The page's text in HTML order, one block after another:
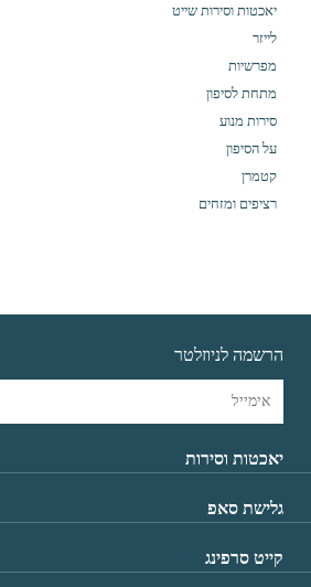
יאכטות וסירות שייט
לייזר
מפרשיות
מתחת לסיפון
סירות מנוע
על הסיפון
קטמרן
רציפים ומזחים
יאכטות וסירות
גלישת סאפ
קייט סרפינג
הרשמה לניוזלטר